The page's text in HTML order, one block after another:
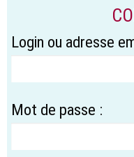
Login ou adresse
Mot de passe :